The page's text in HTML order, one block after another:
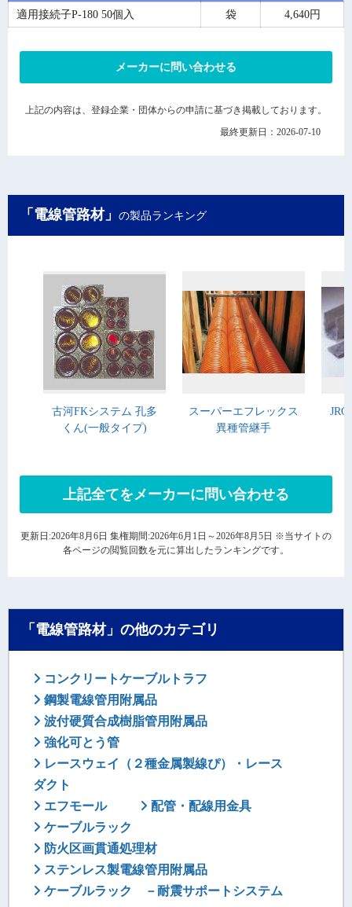
適用接続子P-180 50個入
袋 4,640円
メーカーに問い合わせる
上記の内容は、登録企業・団体からの申請に基づき掲載しております。
最終更新日：2026-07-10
「電線管路材」 の製品ランキング
古河FKシステム 孔多
くん(一般タイプ)
スーパーエフレックス
異種管継手
上記全てをメーカーに問い合わせる
更新日:2026年8月6日 集権期間:2026年6月1日～2026年8月5日 ※当サイトの
各ページの閲覧回数を元に算出したランキングです。
「電線管路材」の他のカテゴリ
コンクリートケーブルトラフ
鋼製電線管用附属品
波付硬質合成樹脂管用附属品
強化可とう管
レースウェイ（２種金属製線ぴ）・レース
ダクト
エフモール
配管・配線用金具
ケーブルラック
防火区画貫通処理材
ステンレス製電線管用附属品
ケーブルラック －耐震サポートシステム